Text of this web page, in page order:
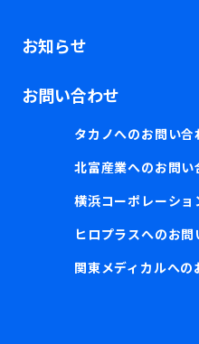
お知らせ
お問い合わせ
タカノへのお問い合
北富産業へのお問い
横浜コーポレーシ
ヒロプラスへのお
関東メディカルへの